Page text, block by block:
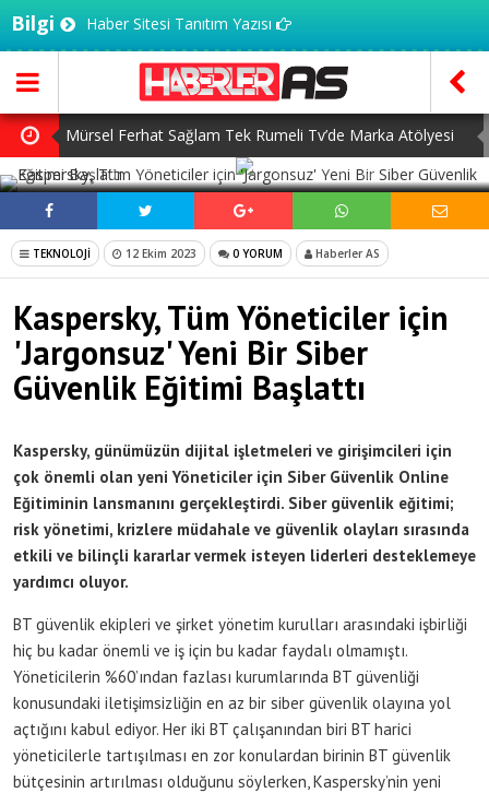
Bilgi Haber Sitesi Tanıtım Yazısı
Mürsel Ferhat Sağlam Tek Rumeli Tv’de Marka Atölyesi
Programına Konuk Oldu
Dijitalleşme Ebelik Hizmetlerini Dönüştürüyor
İnsanlar Saç Ekimi İçin Neden Türkiye’ye Geliyor?
Başlangıç Seviyesi Dolma Kalem Gerçekten Fark Yaratır
mı?
7 Ağustos Haftasında Vizyona Girecek Filmler
SOSYAL MEDYADA PAYLAŞ
TEKNOLOJİ 12 Ekim 2023 0 YORUM Haberler AS
Kaspersky, Tüm Yöneticiler için
'Jargonsuz' Yeni Bir Siber
Güvenlik Eğitimi Başlattı
Kaspersky, günümüzün dijital işletmeleri ve girişimcileri için
çok önemli olan yeni Yöneticiler için Siber Güvenlik Online
Eğitiminin lansmanını gerçekleştirdi. Siber güvenlik eğitimi;
risk yönetimi, krizlere müdahale ve güvenlik olayları sırasında
etkili ve bilinçli kararlar vermek isteyen liderleri desteklemeye
yardımcı oluyor.
BT güvenlik ekipleri ve şirket yönetim kurulları arasındaki işbirliği
hiç bu kadar önemli ve iş için bu kadar faydalı olmamıştı.
Yöneticilerin %60’ından fazlası kurumlarında BT güvenliği
konusundaki iletişimsizliğin en az bir siber güvenlik olayına yol
açtığını kabul ediyor. Her iki BT çalışanından biri BT harici
yöneticilerle tartışılması en zor konulardan birinin BT güvenlik
bütçesinin artırılması olduğunu söylerken, Kaspersky’nin yeni